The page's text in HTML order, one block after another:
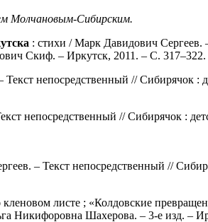
Молчановым-Сибирским.
: стихи / Марк Давидович
Скиф. – Иркутск, 2011. – С. 317–322.
непосредственный // Сибирячок :
непосредственный // Сибирячок :
– Текст непосредственный //
листе ; «Колдовские
Никифоровна Шахерова. – 3-е изд. –